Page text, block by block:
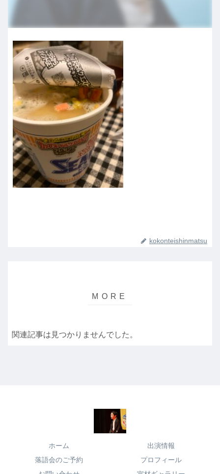
kokonteishinmatsu
関連記事は見つかりませんでした。
ホーム
出演情報
落語会のご予約
プロフィール